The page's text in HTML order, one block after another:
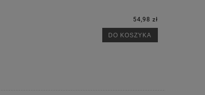
54,98 zł
DO KOSZYKA